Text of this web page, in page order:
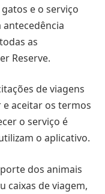
e o serviço
as
Reserve.
de viagens
e aceitar os termos
o serviço é
o aplicativo.
dos animais
caixas de viagem,